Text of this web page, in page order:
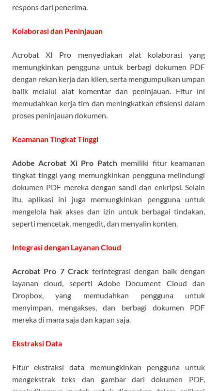
respons dari penerima.
Kolaborasi dan Peninjauan
Acrobat XI Pro menyediakan alat kolaborasi yang
memungkinkan pengguna untuk berbagi dokumen PDF
dengan rekan kerja dan klien, serta mengumpulkan umpan
balik melalui alat komentar dan peninjauan. Fitur ini
memudahkan kerja tim dan meningkatkan efisiensi dalam
proses peninjauan dokumen.
Keamanan Tingkat Tinggi
Adobe Acrobat Xi Pro Patchmemiliki fitur keamanan
tingkat tinggi yang memungkinkan pengguna melindungi
dokumen PDF mereka dengan sandi dan enkripsi. Selain
itu, aplikasi ini juga memungkinkan pengguna untuk
mengelola hak akses dan izin untuk berbagai tindakan,
seperti mencetak, mengedit, dan menyalin konten.
Integrasi dengan Layanan Cloud
Acrobat Pro 7 Crackterintegrasi dengan baik dengan
layanan cloud, seperti Adobe Document Cloud dan
Dropbox, yang memudahkan pengguna untuk
menyimpan, mengakses, dan berbagi dokumen PDF
mereka di mana saja dan kapan saja.
Ekstraksi Data
Fitur ekstraksi data memungkinkan pengguna untuk
mengekstrak teks dan gambar dari dokumen PDF,